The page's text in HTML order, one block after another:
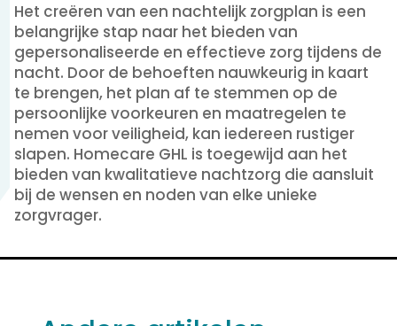
Het creëren van een nachtelijk zorgplan is een
belangrijke stap naar het bieden van
gepersonaliseerde en effectieve zorg tijdens de
nacht. Door de behoeften nauwkeurig in kaart
te brengen, het plan af te stemmen op de
persoonlijke voorkeuren en maatregelen te
nemen voor veiligheid, kan iedereen rustiger
slapen. Homecare GHL is toegewijd aan het
bieden van kwalitatieve nachtzorg die aansluit
bij de wensen en noden van elke unieke
zorgvrager.